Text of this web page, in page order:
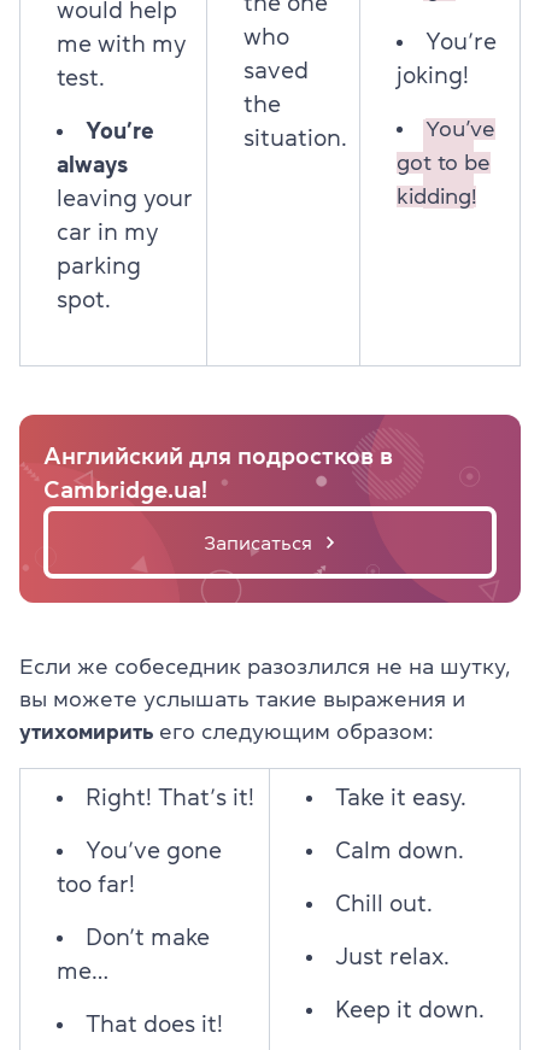
would help
me with my
test.
You’re
always
leaving your
car in my
parking
spot.
who
saved
the
situation.
You’re
joking!
You’ve
got to be
kidding!
Английский для подростков в
Cambridge.ua!
Записаться
Если же собеседник разозлился не на шутку,
вы можете услышать такие выражения и
утихомирить его следующим образом:
Right! That’s it!
You’ve gone
too far!
Don’t make
me…
That does it!
Take it easy.
Calm down.
Chill out.
Just relax.
Keep it down.